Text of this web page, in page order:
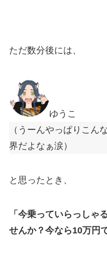
ただ数分後には、
ゆうこ
（うーんやっぱりこん
界だよなぁ涙）
と思ったとき、
「今乗っていらっしゃ
せんか？今なら10万円